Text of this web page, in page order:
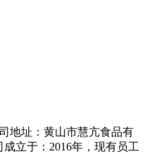
地址：黄山市慧亢食品有
立于：2016年，现有员工